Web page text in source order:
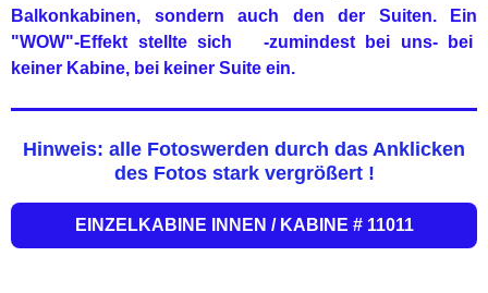
Balkonkabinen, sondern auch den der Suiten. Ein
"WOW"-Effekt stellte sich -zumindest bei uns- bei
keiner Kabine, bei keiner Suite ein.
Hinweis: alle Fotoswerden durch das Anklicken
des Fotos stark vergrößert !
EINZELKABINE INNEN / KABINE # 11011